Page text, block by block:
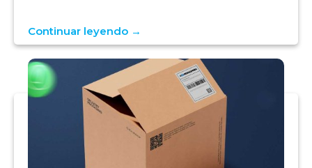
Continuar leyendo →